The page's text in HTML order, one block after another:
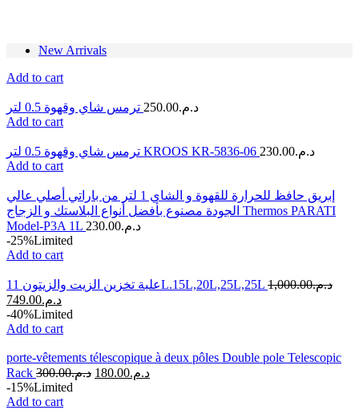
New Arrivals
Add to cart
د.م.250.00
Add to cart
ترمس شاي وقهوة 0.5 لتر KROOS KR-5836-06 د.م.230.00
Add to cart
إبريق حافظ للحرارة للقهوة و الشاي 1 لتر من باراتي أصلي عالي
الجودة مصنوع بأفضل أنواع البلاستك و الزجاج Thermos PARATI
Model-P3A 1L
د.م.230.00
-25%Limited
Add to cart
علبة تخزين الزيت والزيتون 11L.15L,20L,25L,25L د.م.1,000.00
د.م.749.00
-40%Limited
Add to cart
porte-vêtements télescopique à deux pôles Double pole Telescopic
Rack
د.م.300.00 د.م.180.00
-15%Limited
Add to cart